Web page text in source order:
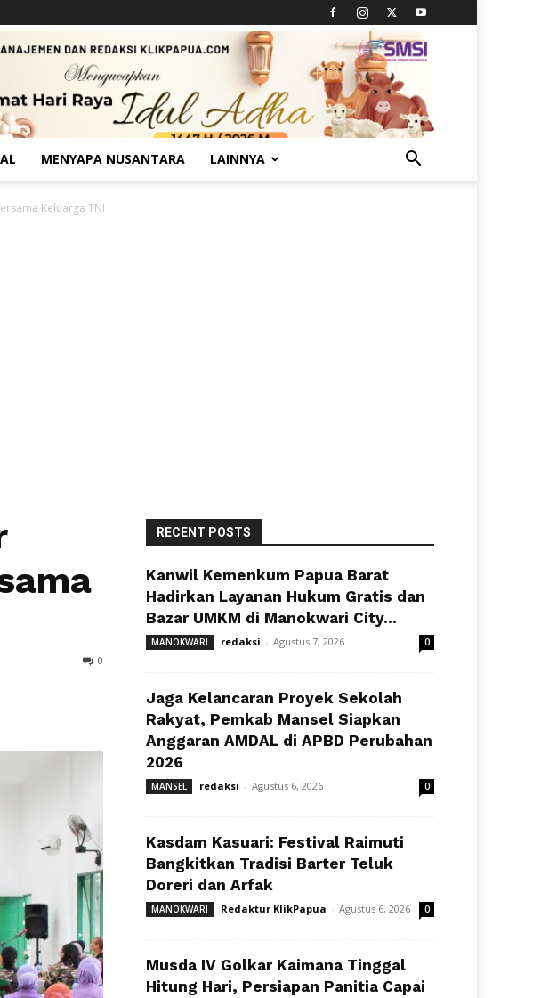
MENYAPA NUSANTARA LAINNYA
Keluarga TNI
0
RECENT POSTS
Kanwil Kemenkum Papua Barat
Hadirkan Layanan Hukum Gratis dan
Bazar UMKM di Manokwari City...
MANOKWARI redaksi - Agustus 7, 2026 0
Jaga Kelancaran Proyek Sekolah
Rakyat, Pemkab Mansel Siapkan
Anggaran AMDAL di APBD Perubahan
2026
MANSEL redaksi - Agustus 6, 2026 0
Kasdam Kasuari: Festival Raimuti
Bangkitkan Tradisi Barter Teluk
Doreri dan Arfak
MANOKWARI Redaktur KlikPapua - Agustus 6, 2026 0
Musda IV Golkar Kaimana Tinggal
Hitung Hari, Persiapan Panitia Capai